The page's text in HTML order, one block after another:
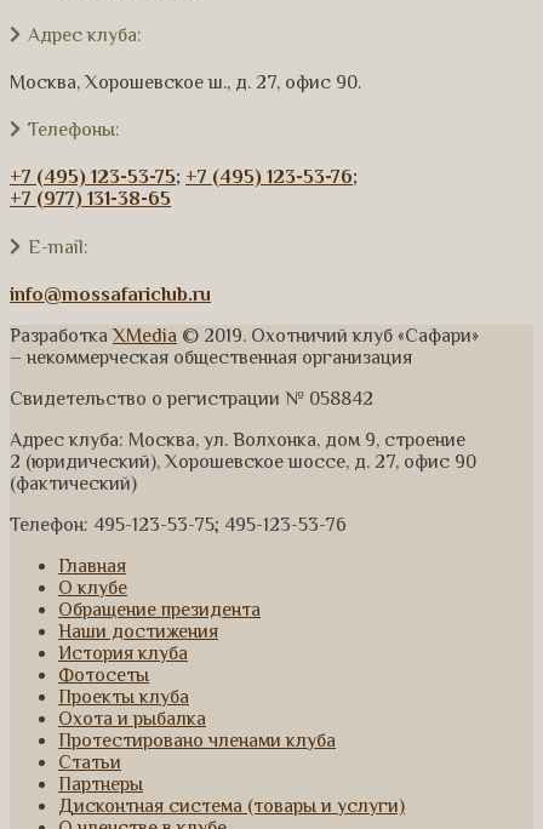
Адрес клуба:
Москва, Хорошевское ш., д. 27, офис 90.
Телефоны:
+7 (495) 123-53-75; +7 (495) 123-53-76;
+7 (977) 131-38-65
E-mail:
info@mossafariclub.ru
Разработка XMedia © 2019. Охотничий клуб «Сафари»
– некоммерческая общественная организация
Свидетельство о регистрации № 058842
Адрес клуба: Москва, ул. Волхонка, дом 9, строение
2 (юридический), Хорошевское шоссе, д. 27, офис 90
(фактический)
Телефон: 495-123-53-75; 495-123-53-76
Главная
О клубе
Обращение президента
Наши достижения
История клуба
Фотосеты
Проекты клуба
Охота и рыбалка
Протестировано членами клуба
Статьи
Партнеры
Дисконтная система (товары и услуги)